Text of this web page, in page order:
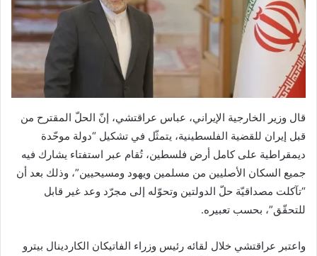
قال وزير الخارجية الإيراني، عباس عراقتشي، إنّ الحلّ المقترح من
قبل إيران للقضية الفلسطينية، يتمثّل في تشكيل “دولة موحّدة
ديمقراطية على كامل أرض فلسطين، تُقام عبر استفتاء يشارك فيه
جميع السكان الأصليين من مسلمين ويهود ومسيحيين”، وذلك بعد أن
“تآكلت مصداقيّة حلّ الدولتين وتحوّله إلى مجرّد وعد غير قابل
للتحقّق”، بحسب تعبيره.
واعتبر عراقتشي خلال لقائه رئيس وزراء الفاتيكان الكاردينال بيترو